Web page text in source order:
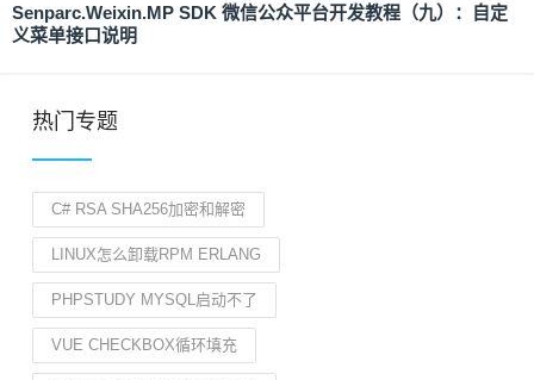
Senparc.Weixin.MP SDK 微信公众平台开发教程（九）：自定
义菜单接口说明
热门专题
C# RSA SHA256加密和解密
LINUX怎么卸载RPM ERLANG
PHPSTUDY MYSQL启动不了
VUE CHECKBOX循环填充